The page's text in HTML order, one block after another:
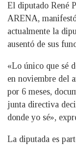
El diputado René
ARENA,
actualmente la
ausentó de sus
«Lo único que sé
en noviembre del
por 6 meses,
junta directiva
donde yo sé»,
La diputada es